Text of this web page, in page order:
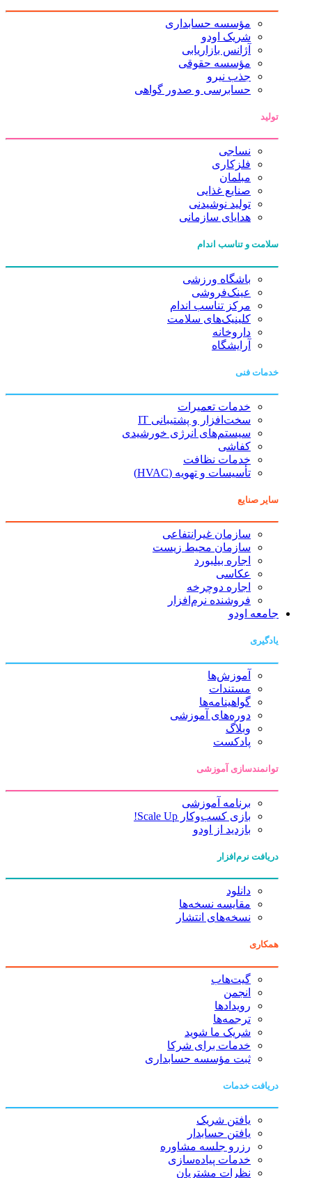
مؤسسه حسابداری
شریک اودو
آژانس بازاریابی
مؤسسه حقوقی
جذب نیرو
حسابرسی و صدور گواهی
تولید
نساجی
فلزکاری
مبلمان
صنایع غذایی
تولید نوشیدنی
هدایای سازمانی
سلامت و تناسب اندام
باشگاه ورزشی
عینک‌فروشی
مرکز تناسب اندام
کلینیک‌های سلامت
داروخانه
آرایشگاه
خدمات فنی
خدمات تعمیرات
سخت‌افزار و پشتیبانی IT
سیستم‌های انرژی خورشیدی
کفاشی
خدمات نظافت
تأسیسات و تهویه (HVAC)
سایر صنایع
سازمان غیرانتفاعی
سازمان محیط زیست
اجاره بیلبورد
عکاسی
اجاره دوچرخه
فروشنده نرم‌افزار
جامعه اودو
یادگیری
آموزش‌ها
مستندات
گواهینامه‌ها
دوره‌های آموزشی
وبلاگ
پادکست
توانمندسازی آموزشی
برنامه آموزشی
بازی کسب‌وکار Scale Up!
بازدید از اودو
دریافت نرم‌افزار
دانلود
مقایسه نسخه‌ها
نسخه‌های انتشار
همکاری
گیت‌هاب
انجمن
رویدادها
ترجمه‌ها
شریک ما شوید
خدمات برای شرکا
ثبت مؤسسه حسابداری
دریافت خدمات
یافتن شریک
یافتن حسابدار
رزرو جلسه مشاوره
خدمات پیاده‌سازی
نظرات مشتریان